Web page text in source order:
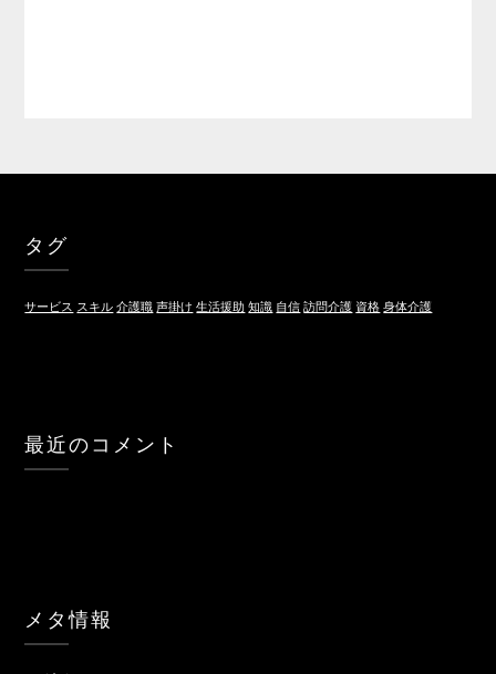
タグ
サービス スキル 介護職 声掛け 生活援助 知識 自信 訪問介護 資格 身体介護
最近のコメント
メタ情報